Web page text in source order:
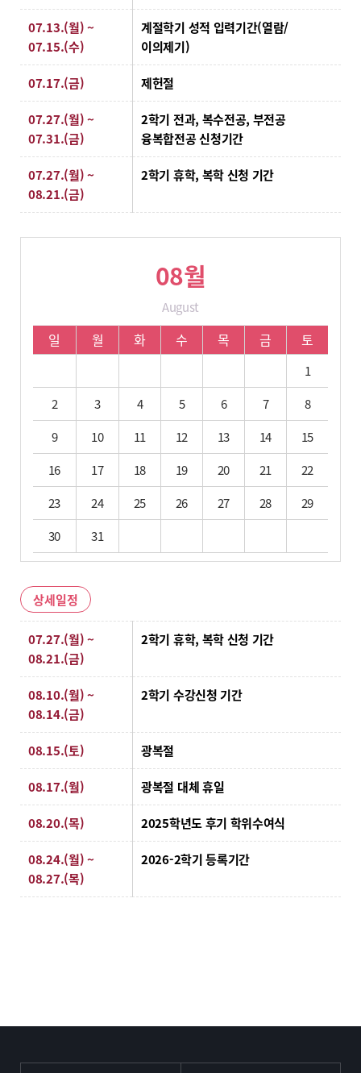
07.13.(월) ~
07.15.(수)
계절학기 성적 입력기간(열람/
이의제기)
07.17.(금) 제헌절
07.27.(월) ~
07.31.(금)
2학기 전과, 복수전공, 부전공
융복합전공 신청기간
07.27.(월) ~
08.21.(금)
2학기 휴학, 복학 신청 기간
08월
August
08월 학사 일정입니다.
일 월 화 수 목 금 토
1
2
3 4 5 6 7
8
9
10 11 12 13 14
15
16
17 18 19 20 21
22
23
24 25 26 27 28
29
30
31
상세일정
상세일정
07.27.(월) ~
08.21.(금)
2학기 휴학, 복학 신청 기간
08.10.(월) ~
08.14.(금)
2학기 수강신청 기간
08.15.(토) 광복절
08.17.(월) 광복절 대체 휴일
08.20.(목) 2025학년도 후기 학위수여식
08.24.(월) ~
08.27.(목)
2026-2학기 등록기간